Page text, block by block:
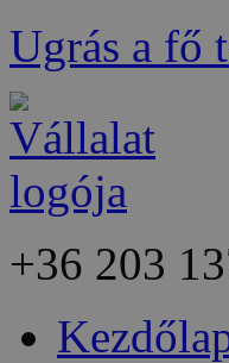
Ugrás a fő
+36 203